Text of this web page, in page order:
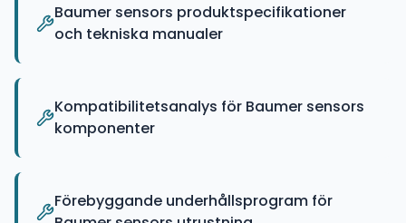
Baumer sensors produktspecifikationer
och tekniska manualer
Kompatibilitetsanalys för Baumer sensors
komponenter
Förebyggande underhållsprogram för